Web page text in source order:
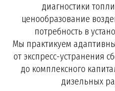
диагностики
ценообразование
потребность в
Мы практикуем
от экспресс-устранения
до комплексного
дизельных